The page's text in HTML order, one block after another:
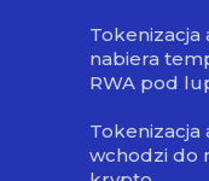
Tokenizacja
nabiera
RWA pod
Tokenizacja
wchodzi do